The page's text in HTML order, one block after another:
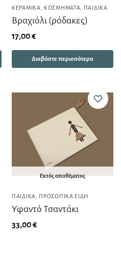
ΚΕΡΑΜΙΚΆ ΚΟΣΜΉΜΑΤΑ ΠΑΙΔΙΚΆ
Βραχιόλι (ρόδακες)
17,00€
Διαβάστε περισσότερα
Εκτός αποθέματος
ΠΑΙΔΙΚΆ ΠΡΟΣΩΠΙΚΆ ΕΊΔΗ
Υφαντό Τσαντάκι
33,00€